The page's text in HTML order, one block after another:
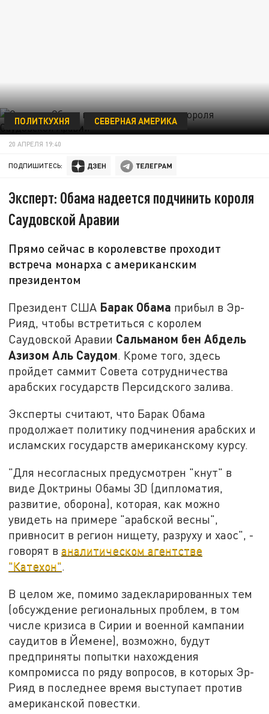
ПОЛИТКУХНЯ СЕВЕРНАЯ АМЕРИКА
20 АПРЕЛЯ 19:40
ПОДПИШИТЕСЬ:
Эксперт: Обама надеется подчинить короля
Саудовской Аравии
Прямо сейчас в королевстве проходит
встреча монарха с американским
президентом
Президент США Барак Обама прибыл в Эр-
Рияд, чтобы встретиться с королем
Саудовской Аравии Сальманом бен Абдель
Азизом Аль Саудом. Кроме того, здесь
пройдет саммит Совета сотрудничества
арабских государств Персидского залива.
Эксперты считают, что Барак Обама
продолжает политику подчинения арабских и
исламских государств американскому курсу.
"Для несогласных предусмотрен "кнут" в
виде Доктрины Обамы 3D (дипломатия,
развитие, оборона), которая, как можно
увидеть на примере "арабской весны",
привносит в регион нищету, разруху и хаос", -
говорят ваналитическом агентстве
"Катехон".
В целом же, помимо задекларированных тем
(обсуждение региональных проблем, в том
числе кризиса в Сирии и военной кампании
саудитов в Йемене), возможно, будут
предприняты попытки нахождения
компромисса по ряду вопросов, в которых Эр-
Рияд в последнее время выступает против
американской повестки.